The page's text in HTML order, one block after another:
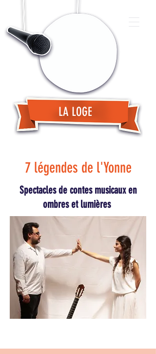
LA LOGE
7 légendes de l'Yonne
Spectacles de contes musicaux en
ombres et lumières